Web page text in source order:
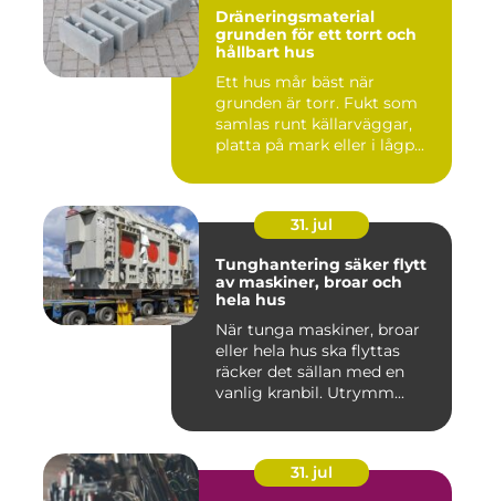
Dräneringsmaterial
grunden för ett torrt och
hållbart hus
Ett hus mår bäst när
grunden är torr. Fukt som
samlas runt källarväggar,
platta på mark eller i lågp...
31. jul
Tunghantering säker flytt
av maskiner, broar och
hela hus
När tunga maskiner, broar
eller hela hus ska flyttas
räcker det sällan med en
vanlig kranbil. Utrymm...
31. jul